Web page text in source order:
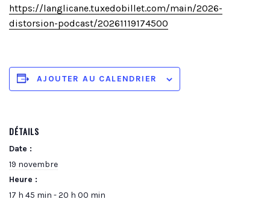
https://langlicane.tuxedobillet.com/main/2026-
distorsion-podcast/20261119174500
AJOUTER AU CALENDRIER
DÉTAILS
Date :
19 novembre
Heure :
17 h 45 min - 20 h 00 min